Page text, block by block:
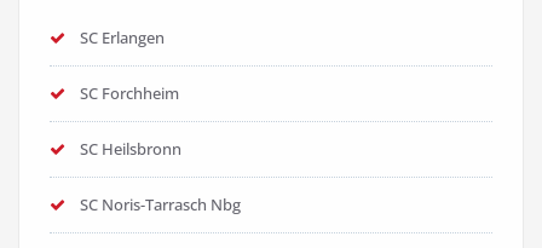
SC Erlangen
SC Forchheim
SC Heilsbronn
SC Noris-Tarrasch Nbg